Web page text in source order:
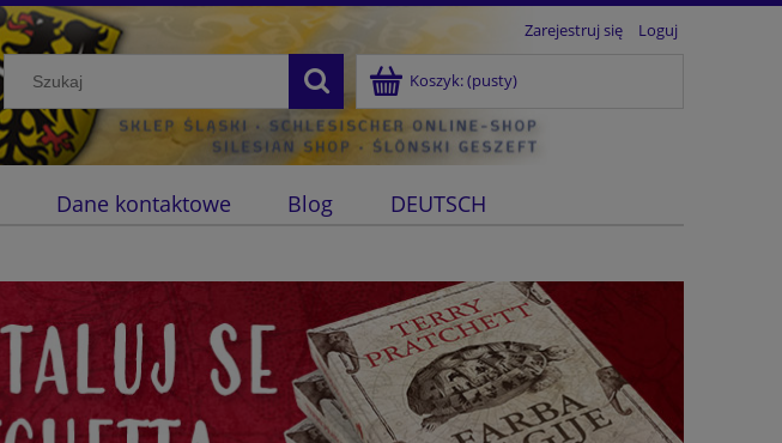
Zarejestruj się Loguj
Koszyk:(pusty)
Dane kontaktowe Blog DEUTSCH